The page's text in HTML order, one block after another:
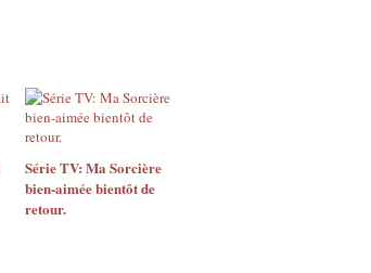
Série TV: Ma Sorcière
bien-aimée bientôt de
retour.